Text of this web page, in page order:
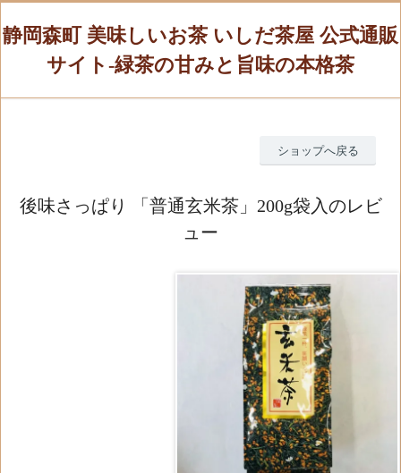
静岡森町 美味しいお茶 いしだ茶屋 公式通販
サイト-緑茶の甘みと旨味の本格茶
ショップへ戻る
後味さっぱり 「普通玄米茶」200g袋入のレビ
ュー